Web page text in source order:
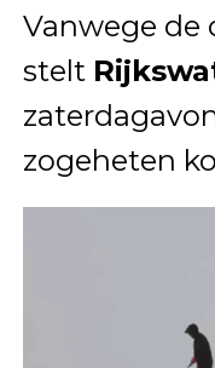
Vanwege de
stelt
zogeheten